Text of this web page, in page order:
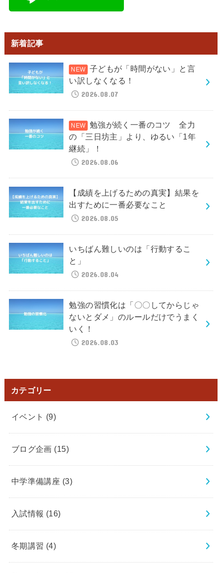
新着記事
子どもが「時間がない」と言
い訳しなくなる！
2026.08.07
勉強が続く一番のコツ 全力
の「三日坊主」より、ゆるい「1年
継続」！
2026.08.06
【成績を上げるための真実】結果を
出すために一番必要なこと
2026.08.05
いちばん難しいのは「行動するこ
と」
2026.08.04
勉強の習慣化は「〇〇してからじゃ
ないとダメ」のルールだけでうまく
いく！
2026.08.03
カテゴリー
イベント (9)
ブログ企画 (15)
中学準備講座 (3)
入試情報 (16)
冬期講習 (4)